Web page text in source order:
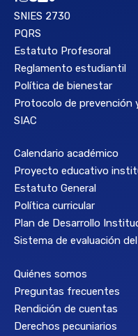
SNIES 2730
PQRS
Estatuto Profesoral
Reglamento estudiantil
Política de bienestar
Protocolo de prevención
SIAC
Calendario académico
Proyecto educativo
Estatuto General
Política curricular
Plan de Desarrollo
Sistema de evaluación
Quiénes somos
Preguntas frecuentes
Rendición de cuentas
Derechos pecuniarios